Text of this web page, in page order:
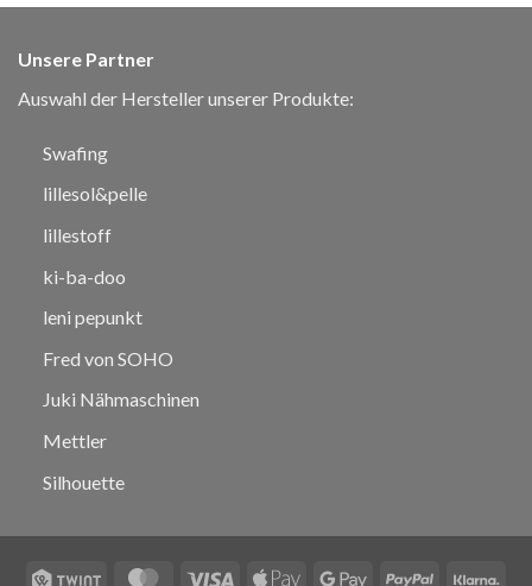
Unsere Partner
Auswahl der Hersteller unserer Produkte:
Swafing
lillesol&pelle
lillestoff
ki-ba-doo
leni pepunkt
Fred von SOHO
Juki Nähmaschinen
Mettler
Silhouette
Twint MasterCard
Visa Apple Google PayPal